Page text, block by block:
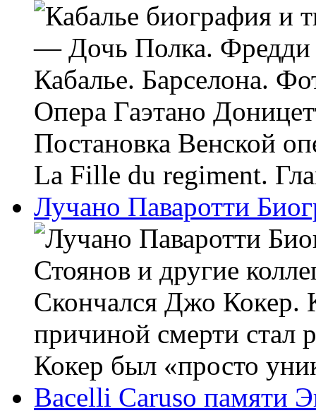
— Дочь Полка.
Кабалье. Барселона.
Опера Гаэтано
Постановка Венской
La Fille du regiment.
Лучано Паваротти
Стоянов и другие
Скончался Джо Кокер.
причиной смерти стал
Кокер был «просто
Bacelli Caruso памяти